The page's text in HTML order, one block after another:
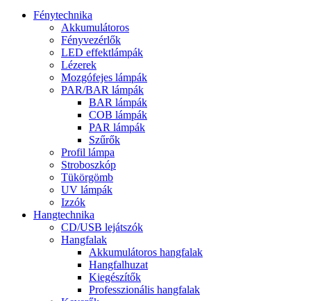
Fénytechnika
Akkumulátoros
Fényvezérlők
LED effektlámpák
Lézerek
Mozgófejes lámpák
PAR/BAR lámpák
BAR lámpák
COB lámpák
PAR lámpák
Szűrők
Profil lámpa
Stroboszkóp
Tükörgömb
UV lámpák
Izzók
Hangtechnika
CD/USB lejátszók
Hangfalak
Akkumulátoros hangfalak
Hangfalhuzat
Kiegészítők
Professzionális hangfalak